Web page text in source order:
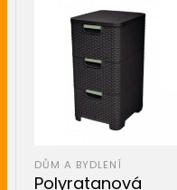
DŮM A BYDLENÍ
Polyratanová